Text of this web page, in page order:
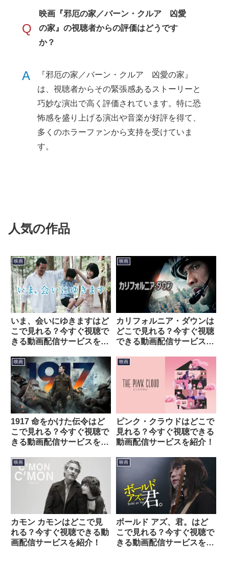
Q
映画『邪厄の家／バーン・クルア 凶愛
の家』の視聴者からの評価はどうです
か？
A
『邪厄の家／バーン・クルア 凶愛の家』
は、視聴者からその緊張感あるストーリーと
巧妙な演出で高く評価されています。特に恐
怖感を盛り上げる演出や音楽が好評を得て、
多くのホラーファンから支持を受けていま
す。
人気の作品
映画
いま、会いにゆきますはど
こで見れる？今すぐ視聴で
きる動画配信サービスを紹
映画
カリフォルニア・ダウンは
どこで見れる？今すぐ視聴
できる動画配信サービスを
映画
1917 命をかけた伝令はど
こで見れる？今すぐ視聴で
きる動画配信サービスを紹
映画
ピンク・クラウドはどこで
見れる？今すぐ視聴できる
動画配信サービスを紹介！
映画
カモン カモンはどこで見
れる？今すぐ視聴できる動
画配信サービスを紹介！
映画
ボールド アズ、君。はど
こで見れる？今すぐ視聴で
きる動画配信サービスを紹